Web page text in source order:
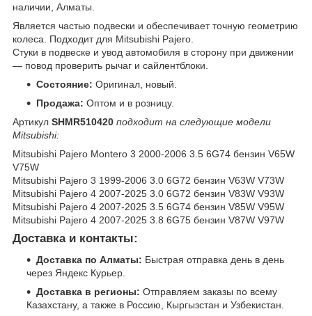
наличии, Алматы.
Является частью подвески и обеспечивает точную геометрию
колеса. Подходит для Mitsubishi Pajero.
Стуки в подвеске и увод автомобиля в сторону при движении
— повод проверить рычаг и сайлентблоки.
Состояние: Оригинал, новый.
Продажа: Оптом и в розницу.
Артикул SHMR510420 подходит на следующие модели
Mitsubishi:
Mitsubishi Pajero Montero 3 2000-2006 3.5 6G74 бензин V65W
V75W
Mitsubishi Pajero 3 1999-2006 3.0 6G72 бензин V63W V73W
Mitsubishi Pajero 4 2007-2025 3.0 6G72 бензин V83W V93W
Mitsubishi Pajero 4 2007-2025 3.5 6G74 бензин V85W V95W
Mitsubishi Pajero 4 2007-2025 3.8 6G75 бензин V87W V97W
Доставка и контакты:
Доставка по Алматы: Быстрая отправка день в день
через Яндекс Курьер.
Доставка в регионы: Отправляем заказы по всему
Казахстану, а также в Россию, Кыргызстан и Узбекистан.